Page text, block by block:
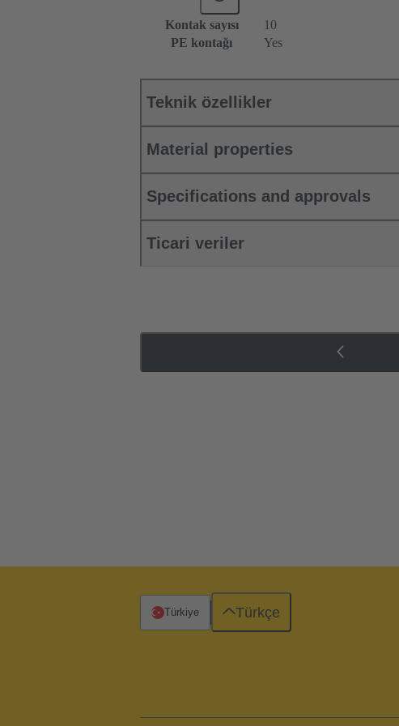
Kontak sayısı
10
PE kontağı
Yes
Teknik özellikler
Material properties
Specifications and approvals
Ticari veriler
Türkiye Türkçe